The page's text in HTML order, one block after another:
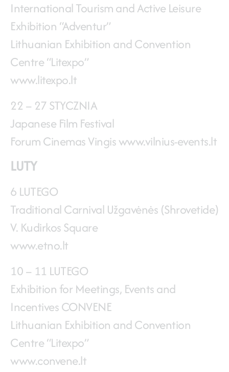
International Tourism and Active Leisure
Exhibition “Adventur”
Lithuanian Exhibition and Convention
Centre “Litexpo”
www.litexpo.lt
22 – 27 STYCZNIA
Japanese Film Festival
Forum Cinemas Vingis www.vilnius-events.lt
LUTY
6 LUTEGO
Traditional Carnival Užgavėnės (Shrovetide)
V. Kudirkos Square
www.etno.lt
10 – 11 LUTEGO
Exhibition for Meetings, Events and
Incentives CONVENE
Lithuanian Exhibition and Convention
Centre “Litexpo”
www.convene.lt